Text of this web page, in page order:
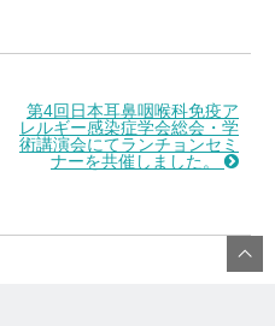
第4回日本耳鼻咽喉科免疫ア
レルギー感染症学会総会・学
術講演会にてランチョンセミ
ナーを共催しました。